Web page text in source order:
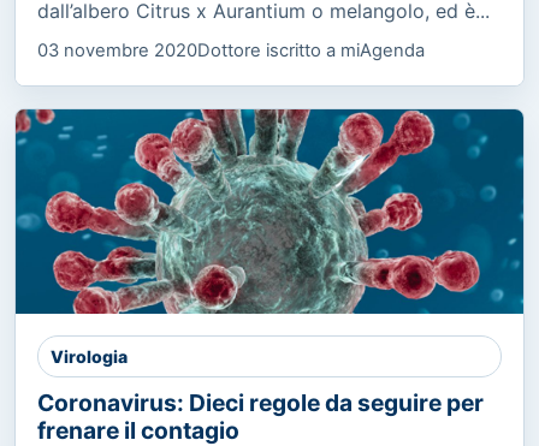
dall’albero Citrus x Aurantium o melangolo, ed è...
03 novembre 2020Dottore iscritto a miAgenda
Virologia
Coronavirus: Dieci regole da seguire per
frenare il contagio